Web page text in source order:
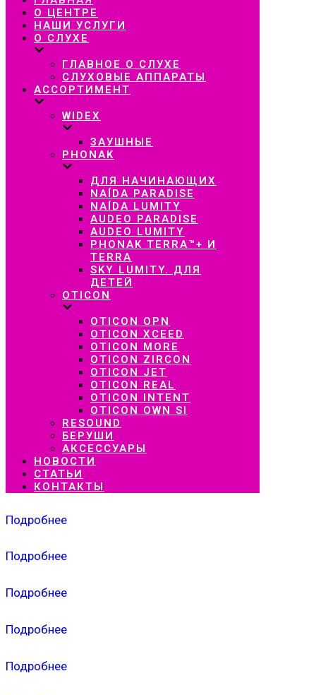
навигацию
О ЦЕНТРЕ
НАШИ УСЛУГИ
О СЛУХЕ
ГЛАВНОЕ О СЛУХЕ
СЛУХОВЫЕ АППАРАТЫ
АССОРТИМЕНТ
WIDEX
ЗАУШНЫЕ
PHONAK
ДЛЯ НАЧИНАЮЩИХ
NAÍDA PARADISE
NAÍDA LUMITY
AUDEO PARADISE
AUDEO LUMITY
PHONAK TERRA™+ И
TERRA
SKY LUMITY. ДЛЯ
ДЕТЕЙ
OTICON
OTICON OPN
OTICON XCEED
OTICON MORE
OTICON ZIRCON
OTICON JET
OTICON REAL
OTICON INTENT
OTICON OWN SI
RESOUND
БЕРУШИ
АКСЕССУАРЫ
НОВОСТИ
СТАТЬИ
КОНТАКТЫ
Подробнее
Подробнее
Подробнее
Подробнее
Подробнее